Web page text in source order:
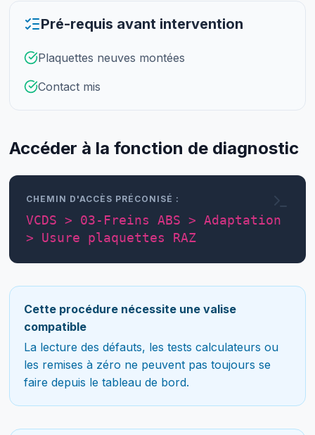
Pré-requis avant intervention
Plaquettes neuves montées
Contact mis
Accéder à la fonction de diagnostic
CHEMIN D'ACCÈS PRÉCONISÉ :
VCDS > 03-Freins ABS > Adaptation
> Usure plaquettes RAZ
Cette procédure nécessite une valise
compatible
La lecture des défauts, les tests calculateurs ou
les remises à zéro ne peuvent pas toujours se
faire depuis le tableau de bord.